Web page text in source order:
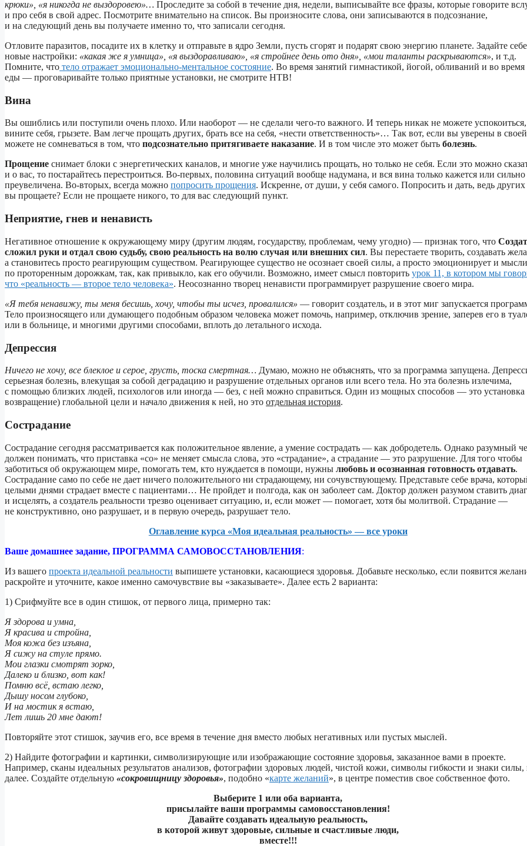
крюки», «я никогда не выздоровею»… Проследите за собой в течение дня, недели, выписывайте все фразы, которые говорите
и про себя в свой адрес. Посмотрите внимательно на список. Вы произносите слова, они записываются в подсознание,
и на следующий день вы получаете именно то, что записали сегодня.
Отловите паразитов, посадите их в клетку и отправьте в ядро Земли, пусть сгорят и подарят свою энергию планете. Задайте себе
новые настройки: «какая же я умница», «я выздоравливаю», «я стройнее день ото дня», «мои таланты раскрываются», и т.д.
Помните, что тело отражает эмоционально-ментальное состояние. Во время занятий гимнастикой, йогой, обливаний и во время
еды — проговаривайте только приятные установки, не смотрите НТВ!
Вина
Вы ошиблись или поступили очень плохо. Или наоборот — не сделали чего-то важного. И теперь никак не можете успокоиться,
вините себя, грызете. Вам легче прощать других, брать все на себя, «нести ответственность»… Так вот, если вы уверены в
можете не сомневаться в том, что подсознательно притягиваете наказание. И в том числе это может быть болезнь.
Прощение снимает блоки с энергетических каналов, и многие уже научились прощать, но только не себя. Если это можно
и о вас, то постарайтесь перестроиться. Во-первых, половина ситуаций вообще надумана, и вся вина только кажется или сильно
преувеличена. Во-вторых, всегда можно попросить прощения. Искренне, от души, у себя самого. Попросить и дать, ведь других
вы прощаете? Если не прощаете никого, то для вас следующий пункт.
Неприятие, гнев и ненависть
Негативное отношение к окружающему миру (другим людям, государству, проблемам, чему угодно) — признак того, что
сложил руки и отдал свою судьбу, свою реальность на волю случая или внешних сил. Вы перестаете творить, создавать
а становитесь просто реагирующим существом. Реагирующее существо не осознает своей силы, а просто эмоционирует и
по проторенным дорожкам, так, как привыкло, как его обучили. Возможно, имеет смысл повторить урок 11, в котором мы
что «реальность — второе тело человека». Неосознанно творец ненависти программирует разрушение своего мира.
«Я тебя ненавижу, ты меня бесишь, хочу, чтобы ты исчез, провалился» — говорит создатель, и в этот миг запускается
Тело произносящего или думающего подобным образом человека может помочь, например, отключив зрение, заперев его в
или в больнице, и многими другими способами, вплоть до летального исхода.
Депрессия
Ничего не хочу, все блеклое и серое, грусть, тоска смертная… Думаю, можно не объяснять, что за программа запущена.
серьезная болезнь, влекущая за собой деградацию и разрушение отдельных органов или всего тела. Но эта болезнь излечима,
с помощью близких людей, психологов или иногда — без, с ней можно справиться. Один из мощных способов — это установка
возвращение) глобальной цели и начало движения к ней, но это отдельная история.
Сострадание
Сострадание сегодня рассматривается как положительное явление, а умение сострадать — как добродетель. Однако разумный
должен понимать, что приставка «со» не меняет смысла слова, это «страдание», а страдание — это разрушение. Для того чтобы
заботиться об окружающем мире, помогать тем, кто нуждается в помощи, нужны любовь и осознанная готовность отдавать.
Сострадание само по себе не дает ничего положительного ни страдающему, ни сочувствующему. Представьте себе врача,
целыми днями страдает вместе с пациентами… Не пройдет и полгода, как он заболеет сам. Доктор должен разумом ставить
и исцелять, а создатель реальности трезво оценивает ситуацию, и, если может — помогает, хотя бы молитвой. Страдание —
не конструктивно, оно разрушает, и в первую очередь, разрушает тело.
Оглавление курса «Моя идеальная реальность» — все уроки
Ваше домашнее задание, ПРОГРАММА САМОВОССТАНОВЛЕНИЯ:
Из вашего проекта идеальной реальности выпишете установки, касающиеся здоровья. Добавьте несколько, если появится
раскройте и уточните, какое именно самочувствие вы «заказываете». Далее есть 2 варианта:
1) Срифмуйте все в один стишок, от первого лица, примерно так:
Я здорова и умна,
Я красива и стройна,
Моя кожа без изъяна,
Я сижу на стуле прямо.
Мои глазки смотрят зорко,
Далеко и близко, вот как!
Помню всё, встаю легко,
Дышу носом глубоко,
И на мостик я встаю,
Лет лишь 20 мне дают!
Повторяйте этот стишок, заучив его, все время в течение дня вместо любых негативных или пустых мыслей.
2) Найдите фотографии и картинки, символизирующие или изображающие состояние здоровья, заказанное вами в проекте.
Например, сканы идеальных результатов анализов, фотографии здоровых людей, чистой кожи, символы гибкости и знаки силы,
далее. Создайте отдельную «сокровищницу здоровья», подобно «карте желаний», в центре поместив свое собственное фото.
Выберите 1 или оба варианта,
присылайте ваши программы самовосстановления!
Давайте создавать идеальную реальность,
в которой живут здоровые, сильные и счастливые люди,
вместе!!!